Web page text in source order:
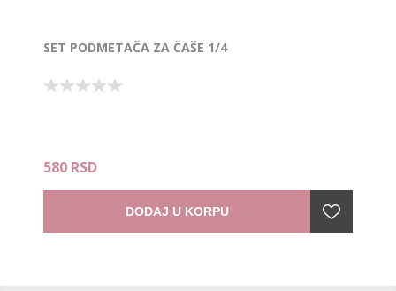
SET PODMETAČA ZA ČAŠE 1/4
580 RSD
DODAJ U KORPU